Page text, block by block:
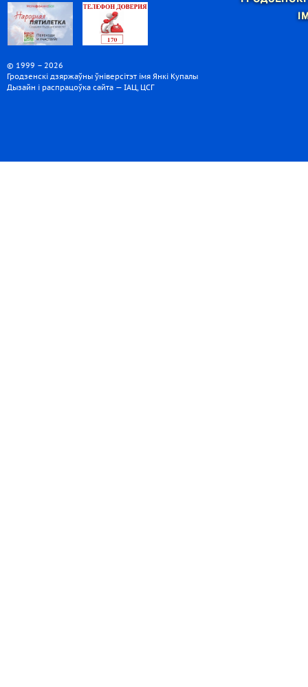
© 1999 – 2026
Гродзенскі дзяржаўны ўніверсітэт імя Янкі Купалы
Дызайн і распрацоўка сайта — ІАЦ, ЦСГ